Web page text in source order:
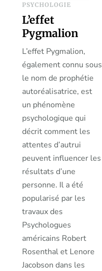
PSYCHOLOGIE
L’effet
Pygmalion
L’effet Pygmalion,
également connu sous
le nom de prophétie
autoréalisatrice, est
un phénomène
psychologique qui
décrit comment les
attentes d’autrui
peuvent influencer les
résultats d’une
personne. Il a été
popularisé par les
travaux des
Psychologues
américains Robert
Rosenthal et Lenore
Jacobson dans les